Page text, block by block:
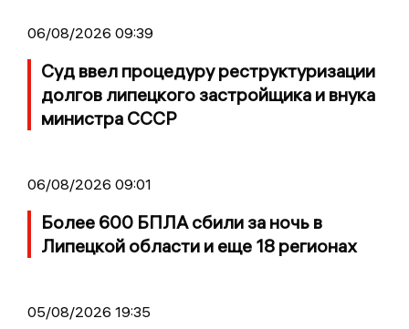
06/08/2026 09:39
Суд ввел процедуру реструктуризации
долгов липецкого застройщика и внука
министра СССР
06/08/2026 09:01
Более 600 БПЛА сбили за ночь в
Липецкой области и еще 18 регионах
05/08/2026 19:35